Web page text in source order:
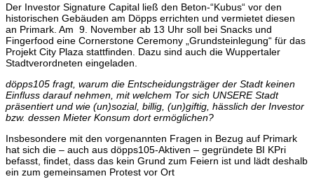
Der Investor Signature Capital ließ den Beton-“Kubus“ vor den
historischen Gebäuden am Döpps errichten und vermietet diesen
an Primark. Am 9. November ab 13 Uhr soll bei Snacks und
Fingerfood eine Cornerstone Ceremony „Grundsteinlegung“ für das
Projekt City Plaza stattfinden. Dazu sind auch die Wuppertaler
Stadtverordneten eingeladen.
döpps105 fragt, warum die Entscheidungsträger der Stadt keinen
Einfluss darauf nehmen, mit welchem Tor sich UNSERE Stadt
präsentiert und wie (un)sozial, billig, (un)giftig, hässlich der Investor
bzw. dessen Mieter Konsum dort ermöglichen?
Insbesondere mit den vorgenannten Fragen in Bezug auf Primark
hat sich die – auch aus döpps105-Aktiven – gegründete BI KPri
befasst, findet, dass das kein Grund zum Feiern ist und lädt deshalb
ein zum gemeinsamen Protest vor Ort